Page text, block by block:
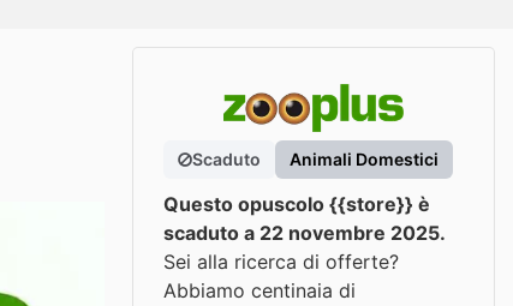
Scaduto Animali Domestici
Questo opuscolo {{store}} è
scaduto a 22 novembre 2025.
Sei alla ricerca di offerte?
Abbiamo centinaia di